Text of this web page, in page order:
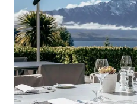
DEL
ROMANTICISMO